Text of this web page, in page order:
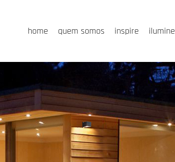
home quem somos inspire ilumine